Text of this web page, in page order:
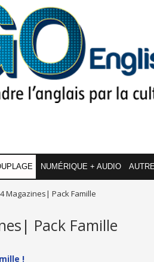
NUMÉRIQUE + AUDIO
Magazines| Pack Famille
Pack Famille
!